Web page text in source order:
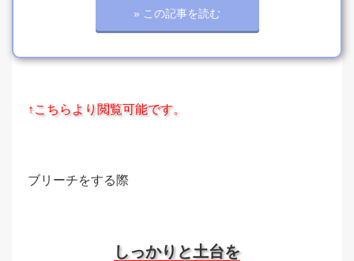
» この記事を読む
↑こちらより閲覧可能です。
ブリーチをする際
しっかりと土台を